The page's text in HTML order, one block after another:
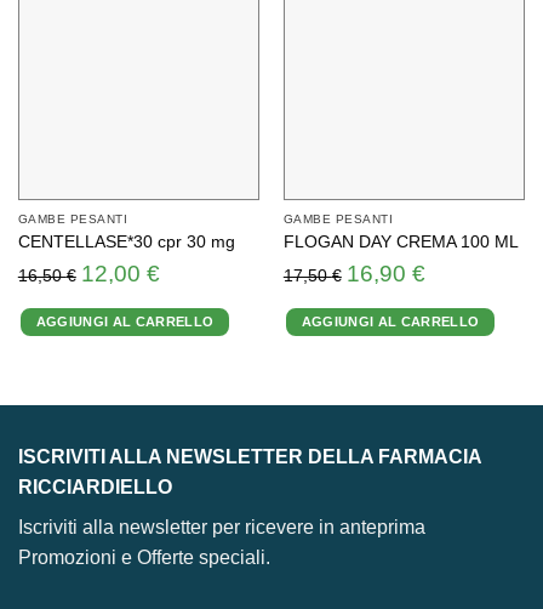
GAMBE PESANTI
CENTELLASE*30 cpr 30 mg
16,50€ Il
originale
12,00 €Il
attuale
AGGIUNGI AL CARRELLO
GAMBE PESANTI
FLOGAN DAY CREMA 100 ML
17,50€ Il
originale
16,90 €Il
attuale
AGGIUNGI AL CARRELLO
ISCRIVITI ALLA NEWSLETTER DELLA FARMACIA
RICCIARDIELLO
Iscriviti alla newsletter per ricevere in anteprima
Promozioni e Offerte speciali.